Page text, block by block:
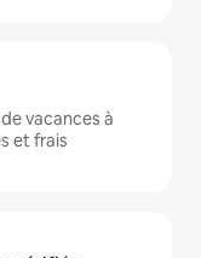
vacances à
et frais